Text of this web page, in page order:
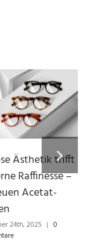
Ästhetik trifft
Raffinesse –
Acetat-
24th, 2025 | 0